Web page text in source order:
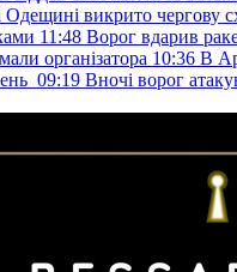
викрито чергову
11:48 Ворог вдарив
організатора 10:36 В
09:19 Вночі ворог